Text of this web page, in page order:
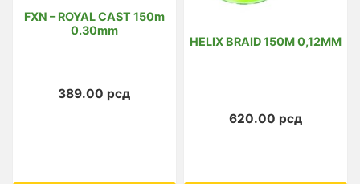
izabrane
FXN – ROYAL CAST 150m
0.30mm
389.00 рсд
HELIX BRAID 150M 0,12MM
620.00 рсд